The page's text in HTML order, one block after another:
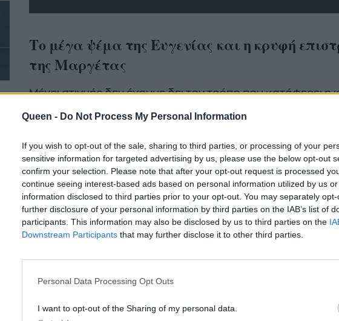
Queen - Do Not Process My Personal Information
If you wish to opt-out of the sale, sharing to third parties, or processing of your
sensitive information for targeted advertising by us, please use the below opt-out
confirm your selection. Please note that after your opt-out request is processed
continue seeing interest-based ads based on personal information utilized by us
information disclosed to third parties prior to your opt-out. You may separately
further disclosure of your personal information by third parties on the IAB’s list of
participants. This information may also be disclosed by us to third parties on the
Downstream Participants that may further disclose it to other third parties.
Personal Data Processing Opt Outs
I want to opt-out of the Sharing of my personal data.
Το μέγα ψέμα της Ευγενίας και η κρυφή
της Μαργέτας
Μέχρι στιγμής δεν έχουμε δει τον τρόπο που κατάφερει η
γυναίκα τουΈρωτα Φυγά
να γλιτώσει από τον δολοφόνο
αποφασίσει να εμφανιστεί και επίσημα σε όλους.
Προς το παρόν σε αυτή την μεγάλη σεναριακή έκπληξη
έχουμε στη σειρά, θα βλέπουμε τις μελλοντικές κινήσεις
βοηθό την ανιψιά της Άννα, η οποία και θα μάθει ότι ο
νοσηλεύεται σε κρίσιμη κατάσταση. Είναι το τίμημα της
της.
https://www.instagram.com/reel/CzUIcNZrNvL/
Όμως ο Σταύρος Ζαλμάςδεν γνωρίζει πως εκτός από τη